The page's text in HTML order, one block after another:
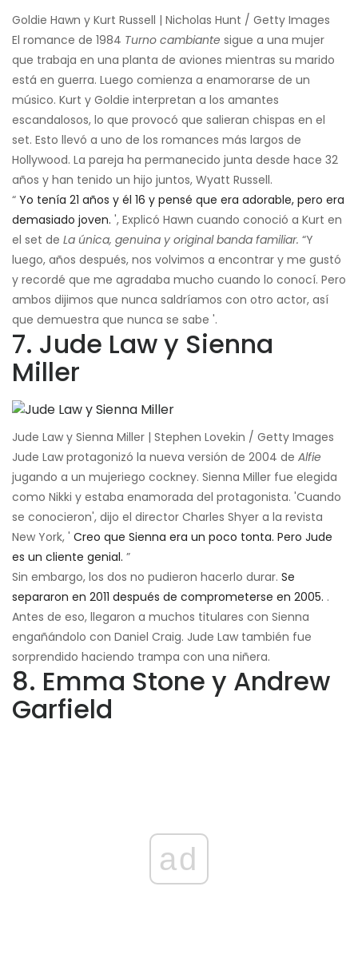
Goldie Hawn y Kurt Russell | Nicholas Hunt / Getty Images
El romance de 1984 Turno cambiante sigue a una mujer
que trabaja en una planta de aviones mientras su marido
está en guerra. Luego comienza a enamorarse de un
músico. Kurt y Goldie interpretan a los amantes
escandalosos, lo que provocó que salieran chispas en el
set. Esto llevó a uno de los romances más largos de
Hollywood. La pareja ha permanecido junta desde hace 32
años y han tenido un hijo juntos, Wyatt Russell.
“ Yo tenía 21 años y él 16 y pensé que era adorable, pero era
demasiado joven. ', Explicó Hawn cuando conoció a Kurt en
el set de La única, genuina y original banda familiar. “Y
luego, años después, nos volvimos a encontrar y me gustó
y recordé que me agradaba mucho cuando lo conocí. Pero
ambos dijimos que nunca saldríamos con otro actor, así
que demuestra que nunca se sabe '.
7. Jude Law y Sienna
Miller
Jude Law y Sienna Miller | Stephen Lovekin / Getty Images
Jude Law protagonizó la nueva versión de 2004 de Alfie
jugando a un mujeriego cockney. Sienna Miller fue elegida
como Nikki y estaba enamorada del protagonista. 'Cuando
se conocieron', dijo el director Charles Shyer a la revista
New York, ' Creo que Sienna era un poco tonta. Pero Jude
es un cliente genial. ”
Sin embargo, los dos no pudieron hacerlo durar. Se
separaron en 2011 después de comprometerse en 2005. .
Antes de eso, llegaron a muchos titulares con Sienna
engañándolo con Daniel Craig. Jude Law también fue
sorprendido haciendo trampa con una niñera.
8. Emma Stone y Andrew
Garfield
ad